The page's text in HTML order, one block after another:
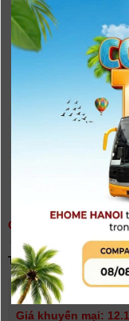
GIMBAL DJI RS4
(0người
Tình trạng:
Có hàng
Giá niêm yết:
Giá khuyến mại: